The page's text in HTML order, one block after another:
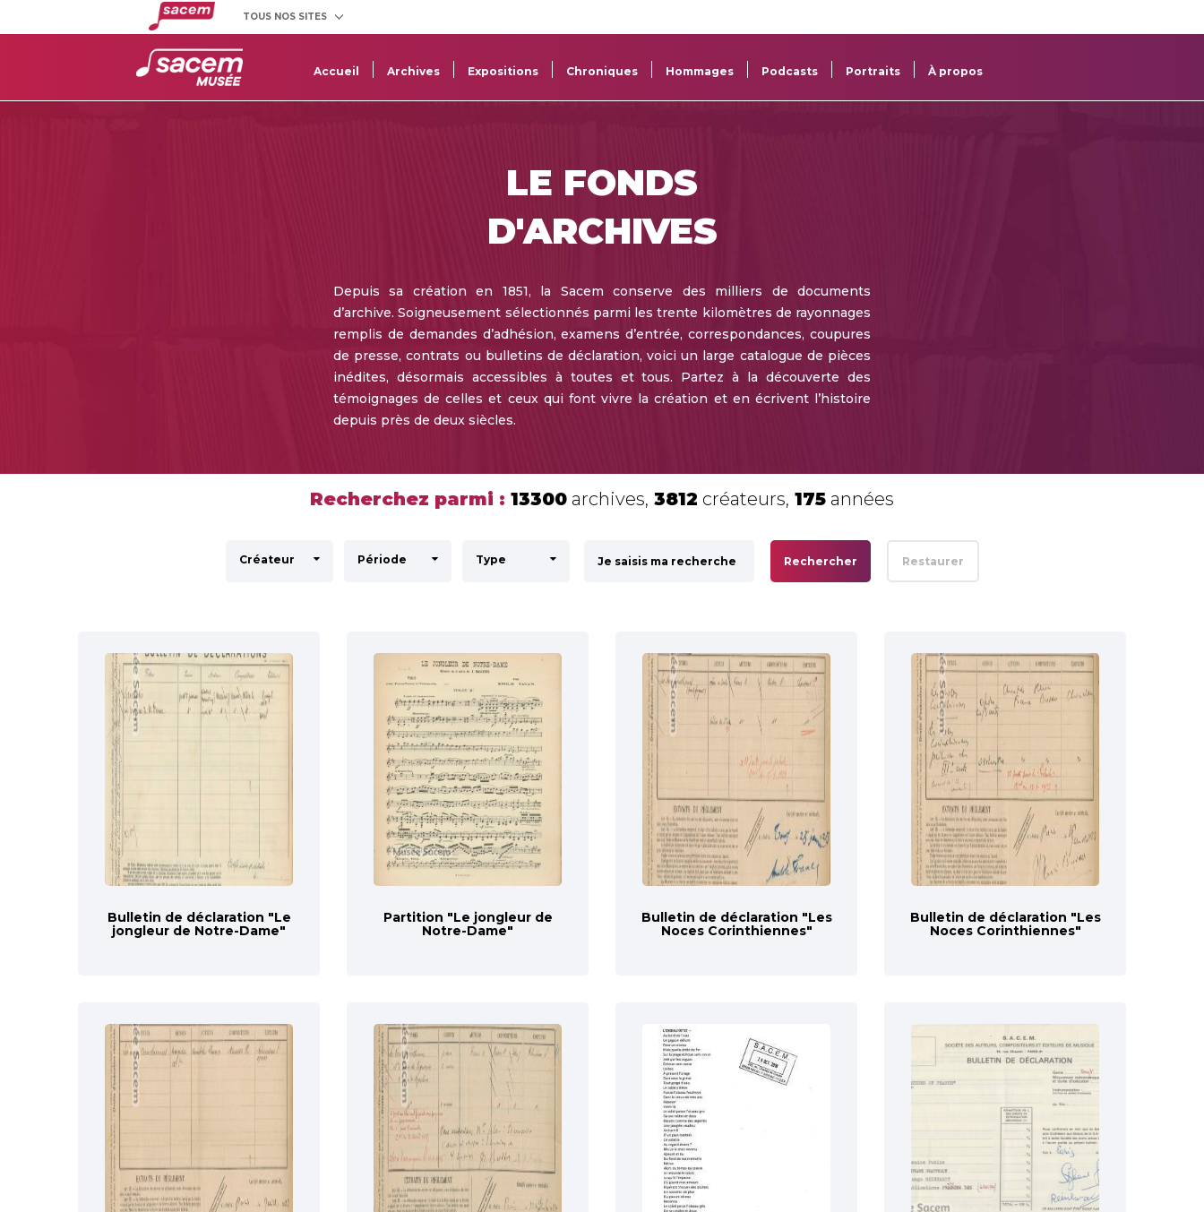
TOUS NOS SITES
Créateurs
et éditeurs
utilisateurs
Sacem
projets
Sacem
des œuvres
Accueil Archives Expositions Chroniques Hommages Podcasts Portraits À propos
LE FONDS
D'ARCHIVES
Depuis sa création en 1851, la Sacem conserve des milliers de documents
d’archive. Soigneusement sélectionnés parmi les trente kilomètres de rayonnages
remplis de demandes d’adhésion, examens d’entrée, correspondances, coupures
de presse, contrats ou bulletins de déclaration, voici un large catalogue de pièces
inédites, désormais accessibles à toutes et tous. Partez à la découverte des
témoignages de celles et ceux qui font vivre la création et en écrivent l’histoire
depuis près de deux siècles.
Recherchez parmi : 13300 archives, 3812 créateurs, 175 années
Créateur Période Type Rechercher Restaurer
Bulletin de déclaration "Le
jongleur de Notre-Dame"
Partition "Le jongleur de
Notre-Dame"
Bulletin de déclaration "Les
Noces Corinthiennes"
Bulletin de déclaration "Les
Noces Corinthiennes"